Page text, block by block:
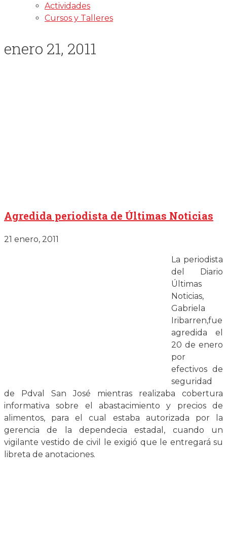
Actividades
Cursos y Talleres
enero 21, 2011
Agredida periodista de Últimas Noticias
21 enero, 2011
La periodista
del Diario
Últimas
Noticias,
Gabriela
Iribarren,fue
agredida el
20 de enero
por
efectivos de
seguridad
de Pdval San José mientras realizaba cobertura
informativa sobre el abastacimiento y precios de
alimentos, para el cual estaba autorizada por la
gerencia de la dependecia estadal, cuando un
vigilante vestido de civil le exigió que le entregará su
libreta de anotaciones.